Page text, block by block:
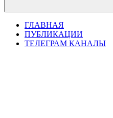
ГЛАВНАЯ
ПУБЛИКАЦИИ
ТЕЛЕГРАМ КАНАЛЫ